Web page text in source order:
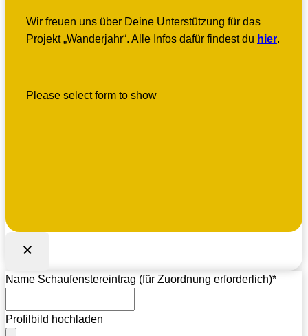
Wir freuen uns über Deine Unterstützung für das
Projekt „Wanderjahr“. Alle Infos dafür findest du hier.
Please select form to show
Name Schaufenstereintrag (für Zuordnung erforderlich)*
Profilbild hochladen